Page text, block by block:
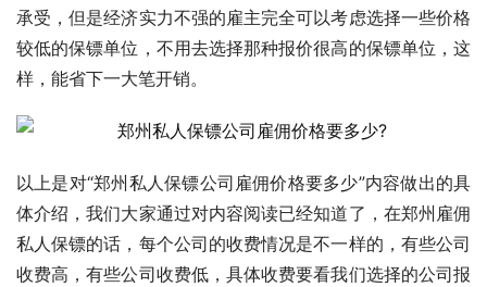
承受，但是经济实力不强的雇主完全可以考虑选择一些价格
较低的保镖单位，不用去选择那种报价很高的保镖单位，这
样，能省下一大笔开销。
以上是对“郑州私人保镖公司雇佣价格要多少”内容做出的具
体介绍，我们大家通过对内容阅读已经知道了，在郑州雇佣
私人保镖的话，每个公司的收费情况是不一样的，有些公司
收费高，有些公司收费低，具体收费要看我们选择的公司报